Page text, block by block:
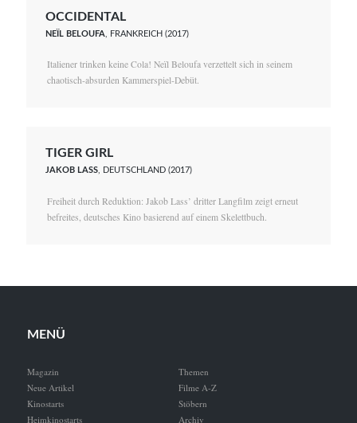
OCCIDENTAL
NEÏL BELOUFA , FRANKREICH (2017)
Italiener trinken keine Cola! Neïl Beloufa verzettelt sich in seinem
chaotisch-absurden Kammerspiel-Debüt.
TIGER GIRL
JAKOB LASS , DEUTSCHLAND (2017)
Freiheit durch Reduktion: Jakob Lass’ dritter Langfilm zeigt erneut
befreites, deutsches Kino basierend auf einem Skelettbuch.
MENÜ
Magazin
Neue Artikel
Kinostarts
Heimkinostarts
Themen
Filme A-Z
Stöbern
Archiv